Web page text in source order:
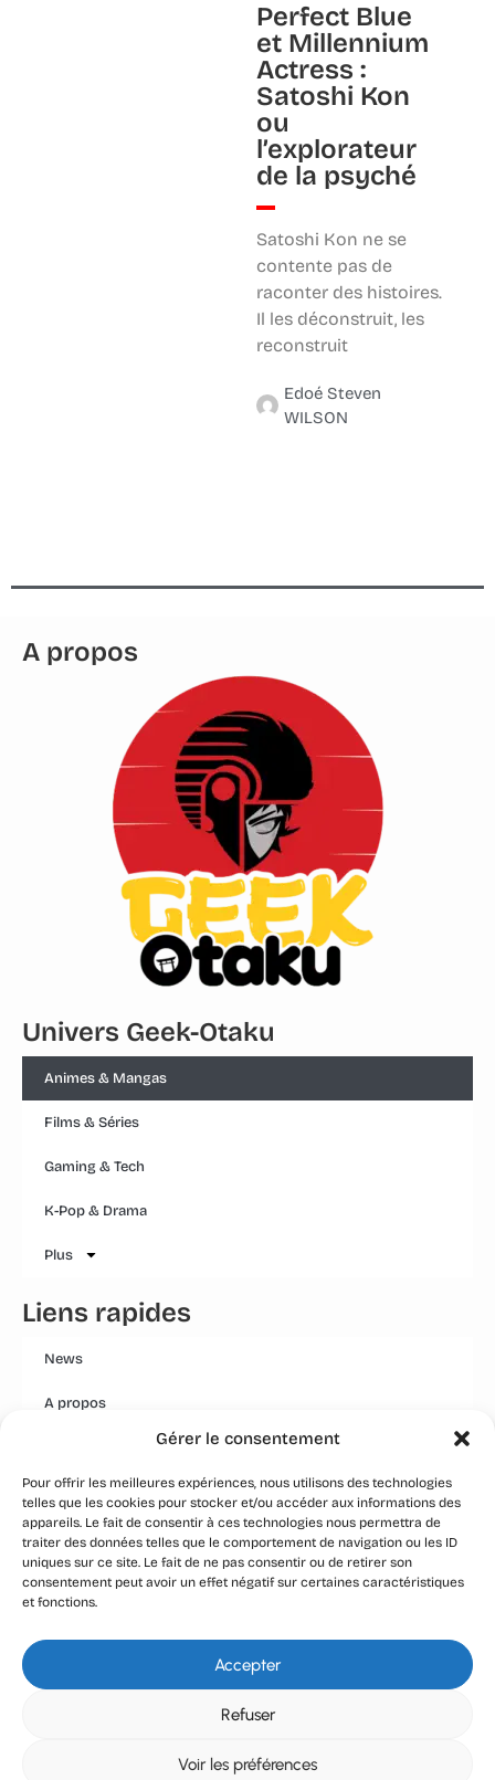
Gérer le consentement
Pour offrir les meilleures expériences, nous utilisons des technologies
telles que les cookies pour stocker et/ou accéder aux informations des
appareils. Le fait de consentir à ces technologies nous permettra de
traiter des données telles que le comportement de navigation ou les ID
uniques sur ce site. Le fait de ne pas consentir ou de retirer son
consentement peut avoir un effet négatif sur certaines caractéristiques
et fonctions.
Accepter
Refuser
Voir les préférences
Perfect Blue
et Millennium
Actress :
Satoshi Kon
ou
l’explorateur
de la psyché
Satoshi Kon ne se
contente pas de
raconter des histoires.
Il les déconstruit, les
reconstruit
Edoé Steven
WILSON
A propos
Univers Geek-Otaku
Animes & Mangas
Films & Séries
Gaming & Tech
K-Pop & Drama
Plus
Liens rapides
News
A propos
Mentions légales
Conditions générales
Politique Qualité Groupe
Event
Réseaux